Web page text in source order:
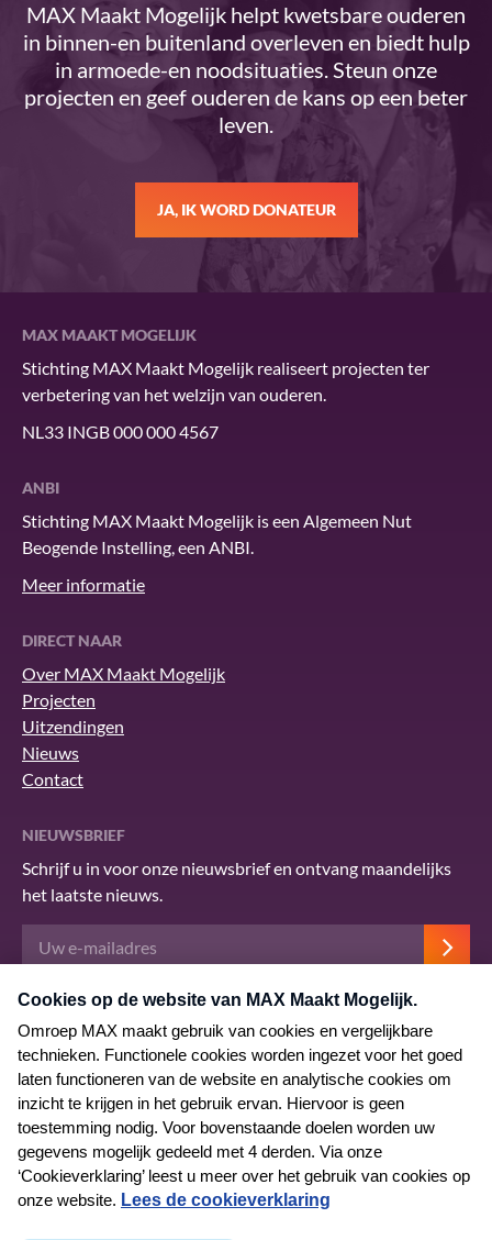
MAX Maakt Mogelijk helpt kwetsbare ouderen
in binnen-en buitenland overleven en biedt hulp
in armoede-en noodsituaties. Steun onze
projecten en geef ouderen de kans op een beter
leven.
JA, IK WORD DONATEUR
MAX MAAKT MOGELIJK
Stichting MAX Maakt Mogelijk realiseert projecten ter
verbetering van het welzijn van ouderen.
NL33 INGB 000 000 4567
ANBI
Stichting MAX Maakt Mogelijk is een Algemeen Nut
Beogende Instelling, een ANBI.
Meer informatie
DIRECT NAAR
Over MAX Maakt Mogelijk
Projecten
Uitzendingen
Nieuws
Contact
NIEUWSBRIEF
Schrijf u in voor onze nieuwsbrief en ontvang maandelijks
het laatste nieuws.
Deze site wordt beschermd door reCAPTCHA en het Googleprivacybeleid.
servicevoorwaarden
© 2026 MAX Maakt Mogelijk
Algemene voorwaarden